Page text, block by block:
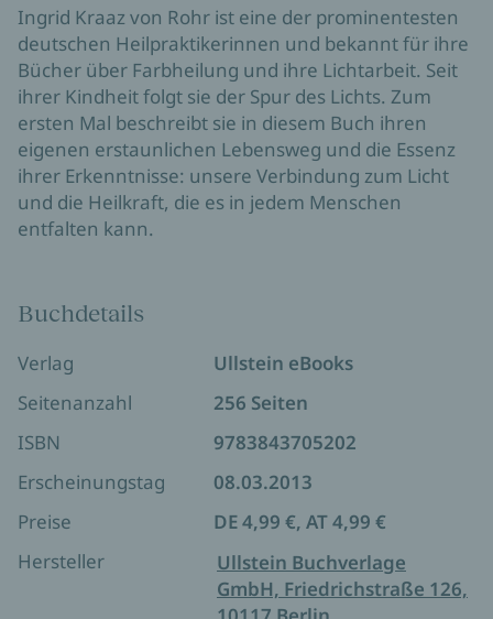
Ingrid Kraaz von Rohr ist eine der prominentesten
deutschen Heilpraktikerinnen und bekannt für ihre
Bücher über Farbheilung und ihre Lichtarbeit. Seit
ihrer Kindheit folgt sie der Spur des Lichts. Zum
ersten Mal beschreibt sie in diesem Buch ihren
eigenen erstaunlichen Lebensweg und die Essenz
ihrer Erkenntnisse: unsere Verbindung zum Licht
und die Heilkraft, die es in jedem Menschen
entfalten kann.
Buchdetails
Verlag
Ullstein eBooks
Seitenanzahl
256 Seiten
ISBN
9783843705202
Erscheinungstag
08.03.2013
Preise
DE 4,99 €, AT 4,99 €
Hersteller
Ullstein Buchverlage
GmbH, Friedrichstraße 126,